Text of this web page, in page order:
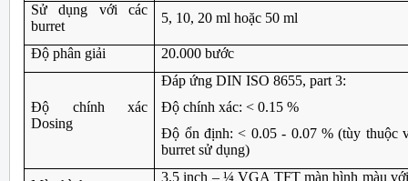
Sử dụng với các
burret
5, 10, 20 ml hoặc 50 ml
Độ phân giải 20.000 bước
Độ chính xác
Dosing
Đáp ứng DIN ISO 8655, part 3:
Độ chính xác: < 0.15 %
Độ ổn định: < 0.05 - 0.07 % (tùy thuộc
burret sử dụng)
3.5 inch – ¼ VGA TFT màn hình màu